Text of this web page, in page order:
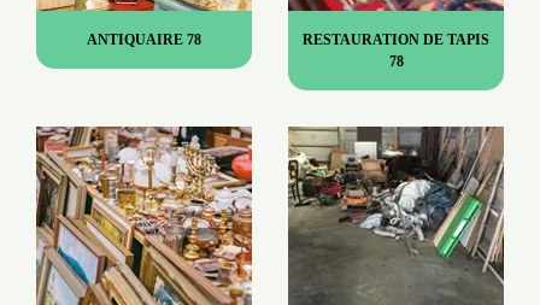
ANTIQUAIRE 78
RESTAURATION DE TAPIS
78